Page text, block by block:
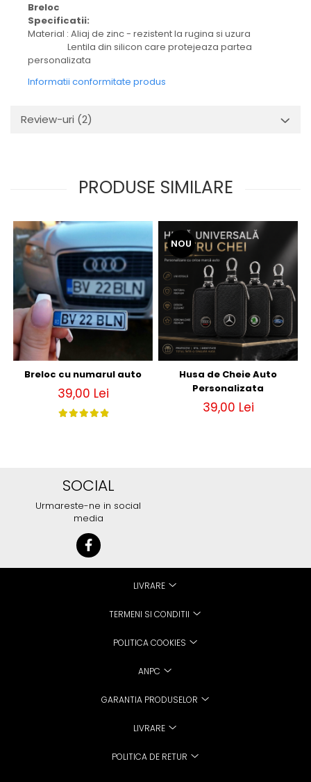
Breloc
Specificatii:
Material : Aliaj de zinc - rezistent la rugina si uzura
Lentila din silicon care protejeaza partea
personalizata
Informatii conformitate produs
Review-uri (2)
PRODUSE SIMILARE
Breloc cu numarul auto
39,00 Lei
NOU
Husa de Cheie Auto
Personalizata
39,00 Lei
SOCIAL
Urmareste-ne in social
media
LIVRARE
TERMENI SI CONDITII
POLITICA COOKIES
ANPC
GARANTIA PRODUSELOR
LIVRARE
POLITICA DE RETUR